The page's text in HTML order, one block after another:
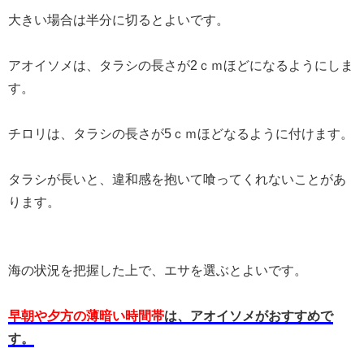
大きい場合は半分に切るとよいです。
アオイソメは、タラシの長さが2ｃｍほどになるようにしま
す。
チロリは、タラシの長さが5ｃｍほどなるように付けます。
タラシが長いと、違和感を抱いて喰ってくれないことがあ
ります。
海の状況を把握した上で、エサを選ぶとよいです。
早朝や夕方の薄暗い時間帯は、アオイソメがおすすめで
す。